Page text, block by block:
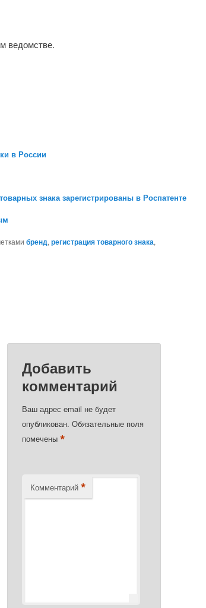
ведомстве.
в России
знака зарегистрированы в Роспатенте
бренд,регистрация товарного знака,
Добавить
комментарий
Ваш адрес email не будет
опубликован. Обязательные поля
помечены*
Комментарий *